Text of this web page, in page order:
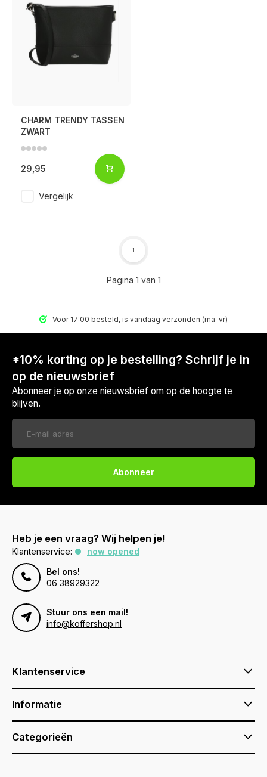
Voor 17:00 besteld, is vandaag verzonden (ma-vr)
CHARM TRENDY TASSEN
ZWART
29,95
Vergelijk
Pagina 1 van 1
1
Voor 17:00 besteld, is vandaag verzonden (ma-vr)
*10% korting op je bestelling? Schrijf je in
op de nieuwsbrief
Abonneer je op onze nieuwsbrief om op de hoogte te
blijven.
Abonneer
Heb je een vraag? Wij helpen je!
Klantenservice:
now opened
Bel ons!
06 38929322
Stuur ons een mail!
info@koffershop.nl
Klantenservice
Informatie
Categorieën